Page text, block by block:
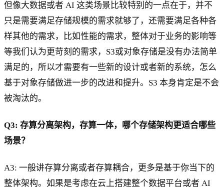
但像大数据或者 AI 这类场景比较特别的一点在于，并不
只是需要满足存储规模的需求就够了，还需要满足各种各
样其他的需求，比如性能的需求，整体对于业务的影响等
等我们认为更苛刻的需求，S3或对象存储是没有办法简单
满足的，所以才需要有一些新的设计或者新的系统，怎么
基于对象存储做进一步的改进和提升。S3 本身肯定是不会
被淘汰的。
Q3: 存算分离架构，存算一体，哪个存储架构更适合哪些
场景？
A3: 一般讲存算分离或者存算耦合，更多是基于你当下的
整体架构。如果是考虑在云上搭建整个数据平台或者 AI